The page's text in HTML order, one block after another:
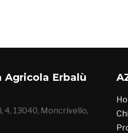
Agricola Erbalù
4, 13040, Moncrivello,